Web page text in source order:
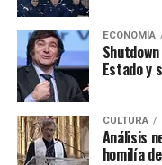
ECONOMÍA
Estado y
CULTURA
Análisis
homilía